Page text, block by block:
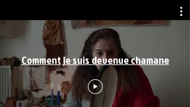
Comment je suis devenue chamane